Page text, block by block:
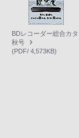
BDレコーダー総合カ
秋号
(PDF/ 4,573KB)